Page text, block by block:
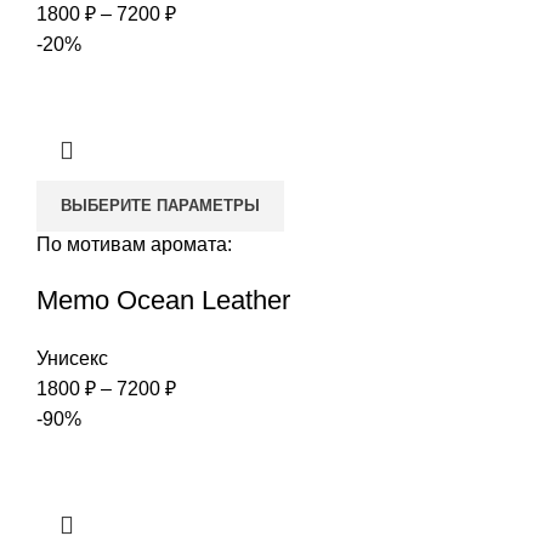
1800 ₽ – 7200 ₽Диапазон
-20%
ВЫБЕРИТЕ ПАРАМЕТРЫ
По мотивам аромата:
Memo Ocean Leather
Унисекс
1800 ₽ – 7200 ₽Диапазон
-90%